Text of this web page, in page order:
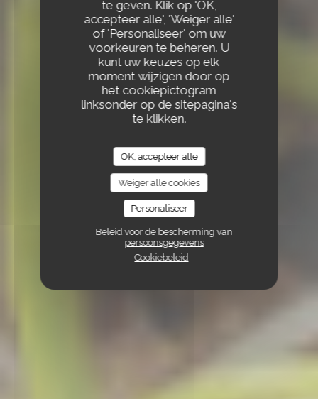
te geven. Klik op 'OK,
accepteer alle', 'Weiger alle'
of 'Personaliseer' om uw
voorkeuren te beheren. U
kunt uw keuzes op elk
moment wijzigen door op
het cookiepictogram
linksonder op de sitepagina's
te klikken.
OK, accepteer alle
Weiger alle cookies
Personaliseer
Beleid voor de bescherming van
persoonsgegevens
Cookiebeleid